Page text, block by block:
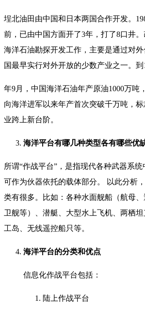
埕北油田由中国和日本两国合作开发。
前，已由中国方面开了3年，打了8口井
海洋石油勘探开发工作，主要是通过对
国最早实行对外开放的少数产业之一。到
年9月，中国海洋石油年产原油1000万吨
向海洋进军以来年产首次突破千万吨，
业跨上新台阶。
海洋平台有哪几种类型各有哪些优
所谓“作战平台”，是指现代各种武器系
可作为伙器依托的载体部分。 以此分析
类有很多。比如：各种水面舰船（航母
卫舰等）、潜艇、大型水上飞机、两栖坦
工岛、无线遥控船只等。
海洋平台的分类和优点
信息化作战平台包括：
陆上作战平台